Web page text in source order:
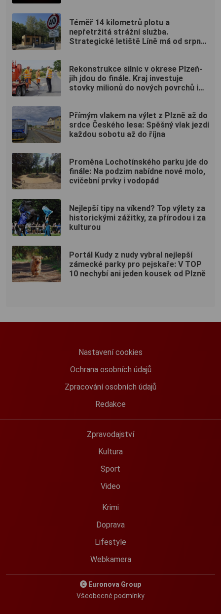
Téměř 14 kilometrů plotu a
nepřetržitá strážní služba.
Strategické letiště Líně má od srpna
Rekonstrukce silnic v okrese Plzeň-
jih jdou do finále. Kraj investuje
stovky milionů do nových povrchů i
Přímým vlakem na výlet z Plzně až do
srdce Českého lesa: Spěšný vlak jezdí
každou sobotu až do října
Proměna Lochotínského parku jde do
finále: Na podzim nabídne nové molo,
cvičební prvky i vodopád
Nejlepší tipy na víkend? Top výlety za
historickými zážitky, za přírodou i za
kulturou
Portál Kudy z nudy vybral nejlepší
zámecké parky pro pejskaře: V TOP
10 nechybí ani jeden kousek od Plzně
Nastavení cookies
Ochrana osobních údajů
Zpracování osobních údajů
Redakce
Zpravodajství
Kultura
Sport
Video
Krimi
Doprava
Lifestyle
Webkamera
Euronova Group
Všeobecné podmínky